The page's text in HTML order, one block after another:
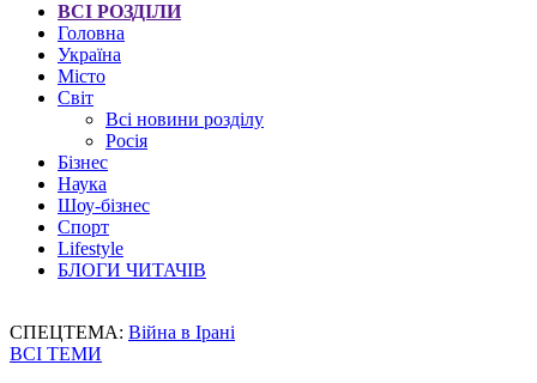
ВСІ РОЗДІЛИ
Головна
Україна
Місто
Світ
Всі новини розділу
Росія
Бізнес
Наука
Шоу-бізнес
Спорт
Lifestyle
БЛОГИ ЧИТАЧІВ
СПЕЦТЕМА: Війна в Ірані
ВСІ ТЕМИ